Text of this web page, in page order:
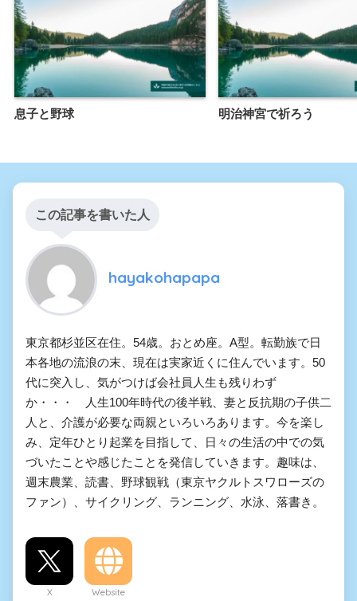
息子と野球 明治神宮で祈ろう
この記事を書いた人
hayakohapapa
東京都杉並区在住。54歳。おとめ座。A型。転勤族で日
本各地の流浪の末、現在は実家近くに住んでいます。50
代に突入し、気がつけば会社員人生も残りわず
か・・・ 人生100年時代の後半戦、妻と反抗期の子供二
人と、介護が必要な両親といろいろあります。今を楽し
み、定年ひとり起業を目指して、日々の生活の中での気
づいたことや感じたことを発信していきます。趣味は、
週末農業、読書、野球観戦（東京ヤクルトスワローズの
ファン）、サイクリング、ランニング、水泳、落書き。
X Website